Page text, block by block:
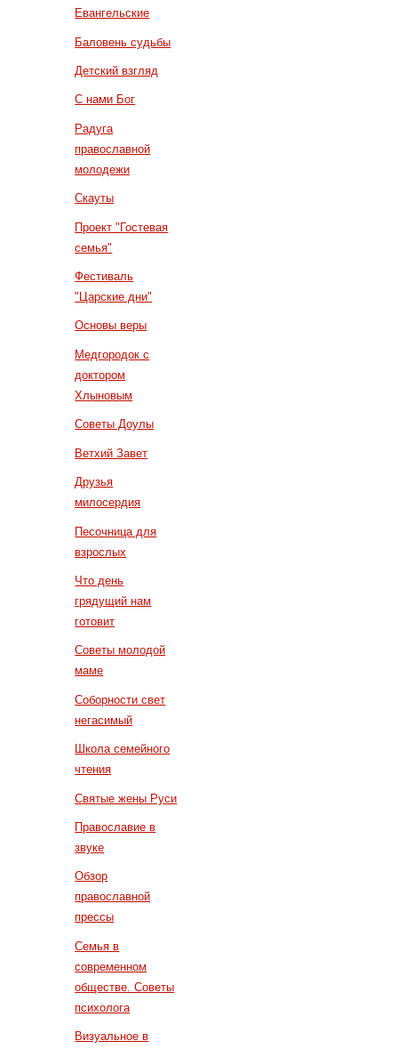
Евангельские
Баловень судьбы
Детский взгляд
С нами Бог
Радуга
православной
молодежи
Скауты
Проект "Гостевая
семья"
Фестиваль
"Царские дни"
Основы веры
Медгородок с
доктором
Хлыновым
Советы Доулы
Ветхий Завет
Друзья
милосердия
Песочница для
взрослых
Что день
грядущий нам
готовит
Советы молодой
маме
Соборности свет
негасимый
Школа семейного
чтения
Святые жены Руси
Православие в
звуке
Обзор
православной
прессы
Семья в
современном
обществе. Советы
психолога
Визуальное в